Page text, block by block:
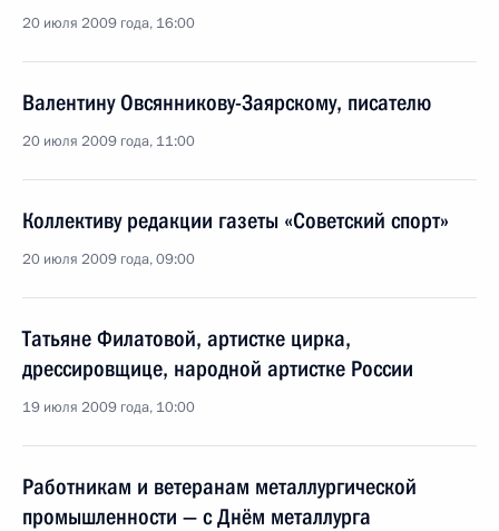
20 июля 2009 года, 16:00
Валентину Овсянникову-Заярскому, писателю
20 июля 2009 года, 11:00
Коллективу редакции газеты «Советский спорт»
20 июля 2009 года, 09:00
Татьяне Филатовой, артистке цирка,
дрессировщице, народной артистке России
19 июля 2009 года, 10:00
Работникам и ветеранам металлургической
промышленности — с Днём металлурга